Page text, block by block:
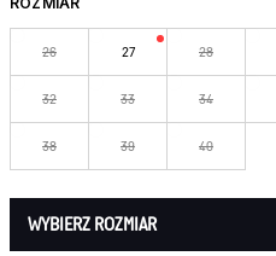
26 27 28
32 33 34
38 39 40
WYBIERZ ROZMIAR